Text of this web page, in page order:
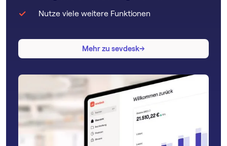
Nutze viele weitere Funktionen
Mehr zu sevdesk→
→